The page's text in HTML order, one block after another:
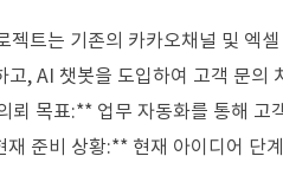
트는 기존의 카카오채널 및 엑
, AI 챗봇을 도입하여 고객 문의
뢰 목표:** 업무 자동화를 통해 고
준비 상황:** 현재 아이디어 단